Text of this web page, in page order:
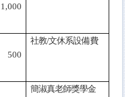
1,000
500
社教/文休系設備費
簡淑真老師獎學金